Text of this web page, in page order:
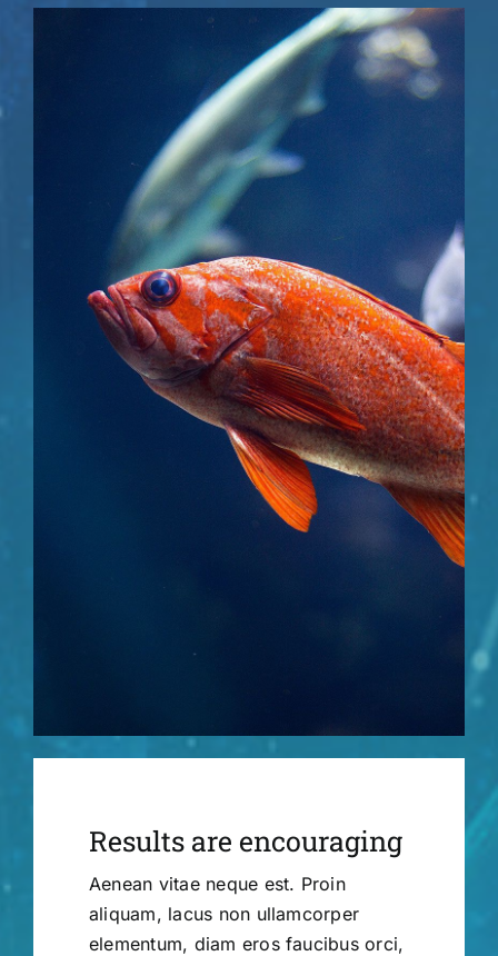
Results are encouraging
Aenean vitae neque est. Proin
aliquam, lacus non ullamcorper
elementum, diam eros faucibus orci,